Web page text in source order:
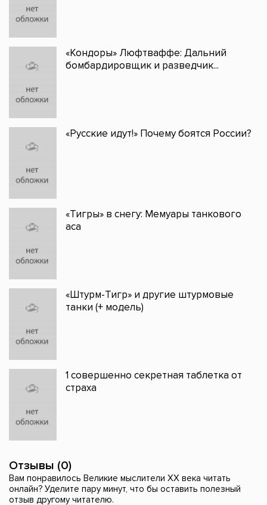
«Кондоры» Люфтваффе: Дальний
бомбардировщик и разведчик...
«Русские идут!» Почему боятся России?
«Тигры» в снегу: Мемуары танкового
аса
«Штурм-Тигр» и другие штурмовые
танки (+ модель)
1 совершенно секретная таблетка от
страха
Отзывы (0)
Вам понравилось Великие мыслители XX века читать
онлайн? Уделите пару минут, что бы оставить полезный
отзыв другому читателю.